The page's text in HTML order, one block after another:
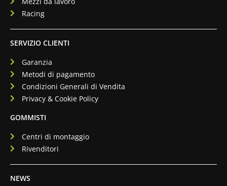
Racing
SERVIZIO CLIENTI
Garanzia
Metodi di pagamento
Condizioni Generali di Vendita
Privacy & Cookie Policy
GOMMISTI
Centri di montaggio
Rivenditori
NEWS